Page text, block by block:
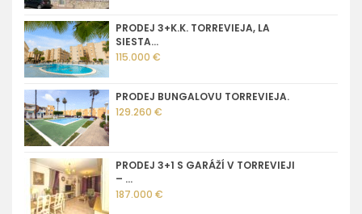
PRODEJ 3+K.K. TORREVIEJA, LA
SIESTA...
115.000 €
PRODEJ BUNGALOVU TORREVIEJA.
129.260 €
PRODEJ 3+1 S GARÁŽÍ V TORREVIEJI
– ...
187.000 €